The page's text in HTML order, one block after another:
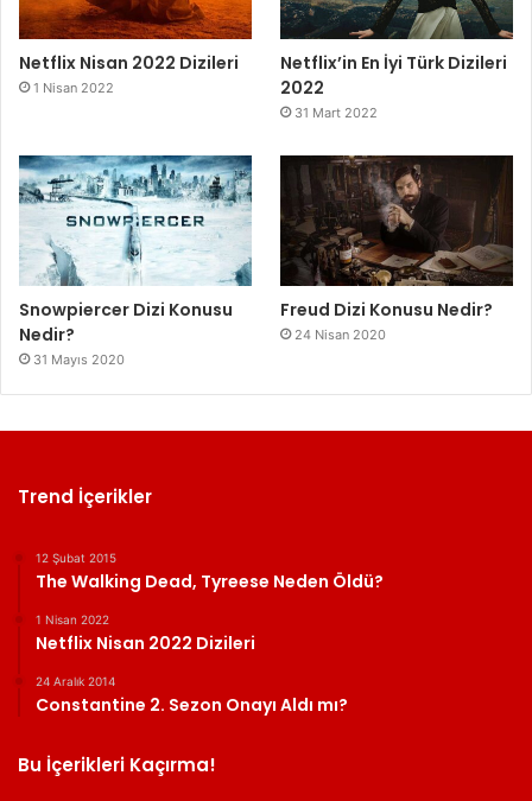
Netflix Nisan 2022 Dizileri
1 Nisan 2022
Netflix’in En İyi Türk Dizileri
2022
31 Mart 2022
Snowpiercer Dizi Konusu
Nedir?
31 Mayıs 2020
Freud Dizi Konusu Nedir?
24 Nisan 2020
Trend İçerikler
12 Şubat 2015
The Walking Dead, Tyreese Neden Öldü?
1 Nisan 2022
Netflix Nisan 2022 Dizileri
24 Aralık 2014
Constantine 2. Sezon Onayı Aldı mı?
Bu İçerikleri Kaçırma!